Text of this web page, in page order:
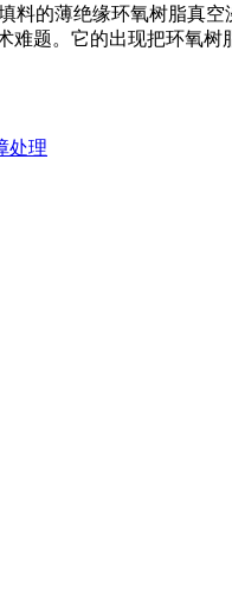
料的薄绝缘环氧树脂真
题。它的出现把环氧
处理